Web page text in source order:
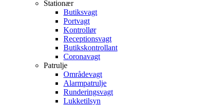
Stationær
Butiksvagt
Portvagt
Kontrollør
Receptionsvagt
Butikskontrollant
Coronavagt
Patrulje
Områdevagt
Alarmpatrulje
Runderingsvagt
Lukketilsyn